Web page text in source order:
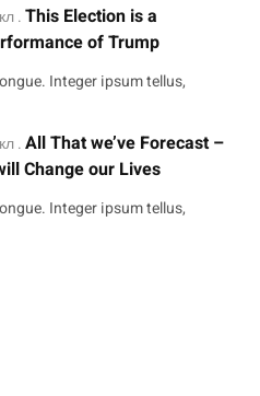
.This Election is a
of Trump
Integer ipsum tellus,
.All That we’ve Forecast –
Change our Lives
Integer ipsum tellus,